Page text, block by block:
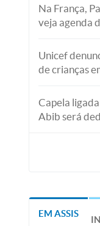
Na França,
veja agenda
Unicef
de crianças
Capela
Abib será
EM ASSIS